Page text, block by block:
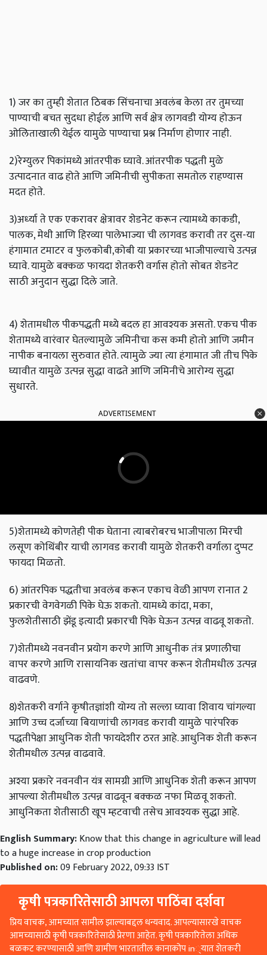
1) जर का तुम्ही शेतात ठिबक सिंचनाचा अवलंब केला तर तुमच्या
पाण्याची बचत सुदधा होईल आणि सर्व क्षेत्र लागवडी योग्य होऊन
ओलिताखाली येईल यामुळे पाण्याचा प्रश्न निर्माण होणार नाही.
2)रेग्युलर पिकांमध्ये आंतरपीक घ्यावे. आंतरपीक पद्धती मुळे
उत्पादनात वाढ होते आणि जमिनीची सुपीकता समतोल राहण्यास
मदत होते.
3)अर्ध्‍या ते एक एकरावर क्षेत्रावर शेडनेट करून त्‍यामध्ये काकडी,
पालक, मेथी आणि हिरव्या पालेभाज्या ची लागवड करावी तर दुस-या
हंगामात टमाटर व फुलकोबी,कोबी या प्रकारच्या भाजीपाल्याचे उत्पन्न
घ्यावे. यामुळे बक्कळ फायदा शेतकरी वर्गास होतो सोबत शेडनेट
साठी अनुदान सुद्धा दिले जाते.
4) शेतामधील पीकपद्धती मध्ये बदल हा आवश्यक असतो. एकच पीक
शेतामध्ये वारंवार घेतल्यामुळे जमिनीचा कस कमी होतो आणि जमीन
नापीक बनायला सुरुवात होते. त्यामुळे ज्या त्या हंगामात जी तीच पिके
घ्यावीत यामुळे उत्पन्न सुद्धा वाढते आणि जमिनीचे आरोग्य सुद्धा
सुधारते.
ADVERTISEMENT
5)शेतामध्ये कोणतेही पीक घेताना त्याबरोबरच भाजीपाला मिरची
लसूण कोथिंबीर याची लागवड करावी यामुळे शेतकरी वर्गाला दुप्पट
फायदा मिळतो.
6) आंतरपिक पद्धतीचा अवलंब करून एकाच वेळी आपण रानात 2
प्रकारची वेगवेगळी पिके घेऊ शकतो. यामध्ये कांदा, मका,
फुलशेतीसाठी झेंडू इत्यादी प्रकारची पिके घेऊन उत्पन्न वाढवू शकतो.
7)शेतीमध्ये नवनवीन प्रयोग करणे आणि आधुनीक तंत्र प्रणालीचा
वापर करणे आणि रासायनिक खतांचा वापर करून शेतीमधील उत्पन्न
वाढवणे.
8)शेतकरी वर्गाने कृषीतज्ञांशी योग्य तो सल्ला घ्यावा शिवाय चांगल्या
आणि उच्च दर्जाच्या बियाणांची लागवड करावी यामुळे पारंपरिक
पद्धतीपेक्षा आधुनिक शेती फायदेशीर ठरत आहे. आधुनिक शेती करून
शेतीमधील उत्पन्न वाढवावे.
अश्या प्रकारे नवनवीन यंत्र सामग्री आणि आधुनिक शेती करून आपण
आपल्या शेतीमधील उत्पन्न वाढवून बक्कळ नफा मिळवू शकतो.
आधुनिकता शेतीसाठी खूप म्हटवाची तसेच आवश्यक सुद्धा आहे.
English Summary:Know that this change in agriculture will lead
to a huge increase in crop production
Published on:09 February 2022, 09:33 IST
कृषी पत्रकारितेसाठी आपला पाठिंबा दर्शवा
प्रिय वाचक, आमच्यात सामील झाल्याबद्दल धन्यवाद. आपल्यासारखे वाचक
आमच्यासाठी कृषी पत्रकारितेसाठी प्रेरणा आहेत. कृषी पत्रकारितेला अधिक
बळकट करण्यासाठी आणि ग्रामीण भारतातील कानाकोप in्यात शेतकरी